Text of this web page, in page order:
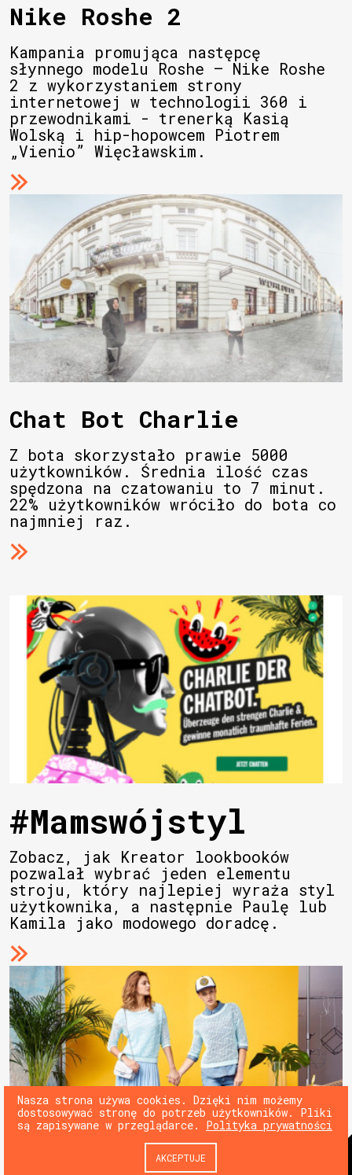
Nike Roshe 2
Kampania promująca następcę
słynnego modelu Roshe – Nike Roshe
2 z wykorzystaniem strony
internetowej w technologii 360 i
przewodnikami - trenerką Kasią
Wolską i hip-hopowcem Piotrem
„Vienio” Więcławskim.
Chat Bot Charlie
Z bota skorzystało prawie 5000
użytkowników. Średnia ilość czas
spędzona na czatowaniu to 7 minut.
22% użytkowników wróciło do bota co
najmniej raz.
#Mamswójstyl
Zobacz, jak Kreator lookbooków
pozwalał wybrać jeden elementu
stroju, który najlepiej wyraża styl
użytkownika, a następnie Paulę lub
Kamila jako modowego doradcę.
Nasza strona używa cookies. Dzięki nim możemy
dostosowywać stronę do potrzeb użytkowników. Pliki
są zapisywane w przeglądarce. Polityka prywatności
AKCEPTUJE
© 180heartbeats sp. z o.o.